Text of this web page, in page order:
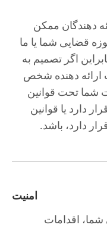
دهندگان ممکن
قضایی شما یا ما
اگر تصمیم به
ارائه دهنده شخص
شما تحت قوانین
دارد یا قوانین
دارد، باشد.
امنیت
اقدامات